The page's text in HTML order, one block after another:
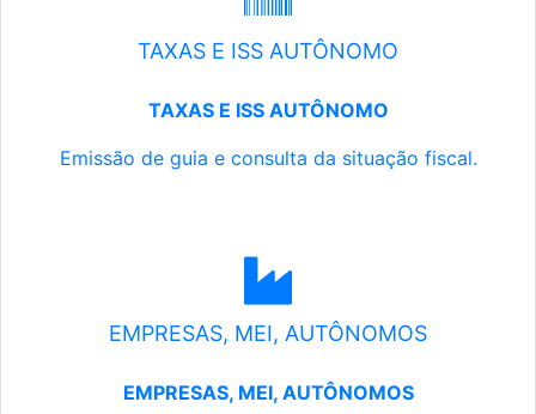
TAXAS E ISS AUTÔNOMO
TAXAS E ISS AUTÔNOMO
Emissão de guia e consulta da situação fiscal.
EMPRESAS, MEI, AUTÔNOMOS
EMPRESAS, MEI, AUTÔNOMOS